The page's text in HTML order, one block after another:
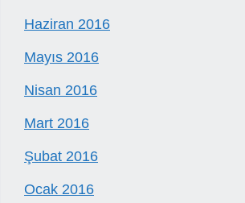
Haziran 2016
Mayıs 2016
Nisan 2016
Mart 2016
Şubat 2016
Ocak 2016